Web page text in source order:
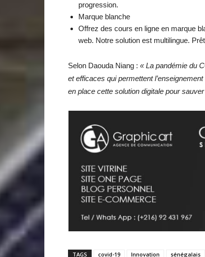
progression.
Marque blanche
Offrez des cours en ligne en marque
web. Notre solution est multilingue.
Selon Daouda Niang : « La pandémie du
et efficaces qui permettent
en place cette solution digitale pour
TAGS covid-19 Innovation sénégalais